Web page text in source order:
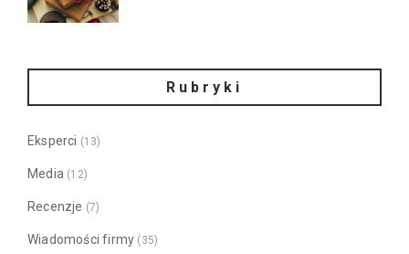
Rubryki
Eksperci (13)
Media (12)
Recenzje (7)
Wiadomości firmy (35)